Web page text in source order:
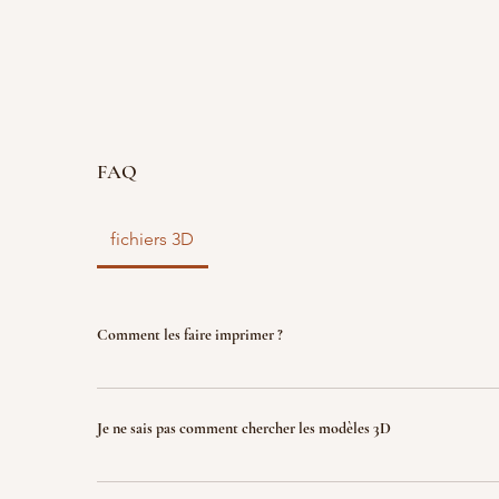
FAQ
fichiers 3D
Comment les faire imprimer ?
vous disposez d'un fichier 3D ? faites le nous
garantir la propriété intellectuelle.
Je ne sais pas comment chercher les modèles 3D
Indiquez nous ce que vous recherchez (jeux,